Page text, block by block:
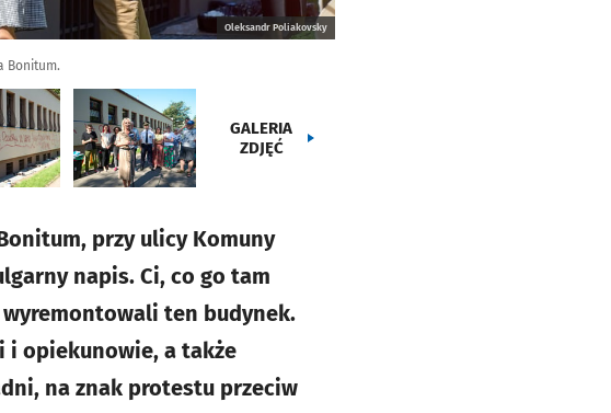
Oleksandr Poliakovsky
Bonitum.
GALERIA
ZDJĘĆ
przy ulicy Komuny
napis. Ci, co go tam
ten budynek.
i opiekunowie, a także
na znak protestu przeciw